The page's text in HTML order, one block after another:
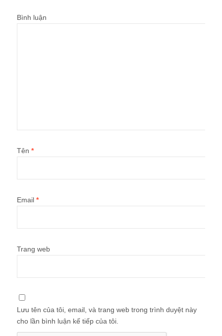
Bình luận
Tên *
Email *
Trang web
Lưu tên của tôi, email, và trang web trong trình duyệt này
cho lần bình luận kế tiếp của tôi.